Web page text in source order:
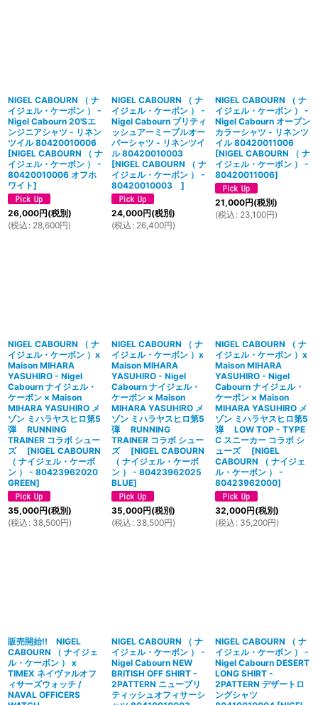
NIGEL CABOURN （ ナ
イジェル・ケーボン ） -
Nigel Cabourn 20'Sエ
ンジニアシャツ - リネン
ツイル 80420010006
[NIGEL CABOURN （ ナ
イジェル・ケーボン ） -
80420010006 オフホ
ワイト]
26,000円(税別)
(税込 : 28,600円)
NIGEL CABOURN （ ナ
イジェル・ケーボン ） -
Nigel Cabourn ブリティ
ッシュアーミープルオー
バーシャツ - リネンツイ
ル 80420010003
[NIGEL CABOURN （ ナ
イジェル・ケーボン ） -
80420010003 ]
24,000円(税別)
(税込 : 26,400円)
NIGEL CABOURN （ ナ
イジェル・ケーボン ） -
Nigel Cabourn オープン
カラーシャツ - リネンツ
イル 80420011006
[NIGEL CABOURN （ ナ
イジェル・ケーボン ） -
80420011006]
21,000円(税別)
(税込 : 23,100円)
NIGEL CABOURN （ ナ
イジェル・ケーボン ）x
Maison MIHARA
YASUHIRO - Nigel
Cabourn ナイジェル・
ケーボン × Maison
MIHARA YASUHIRO メ
ゾン ミハラヤスヒロ第5
弾 RUNNING
TRAINER コラボ シュー
ズ
[NIGEL CABOURN
（ ナイジェル・ケーボ
ン ） - 80423962020
GREEN]
35,000円(税別)
(税込 : 38,500円)
NIGEL CABOURN （ ナ
イジェル・ケーボン ）x
Maison MIHARA
YASUHIRO - Nigel
Cabourn ナイジェル・
ケーボン × Maison
MIHARA YASUHIRO メ
ゾン ミハラヤスヒロ第5
弾 RUNNING
TRAINER コラボ シュー
ズ
[NIGEL CABOURN
（ ナイジェル・ケーボ
ン ） - 80423962025
BLUE]
35,000円(税別)
(税込 : 38,500円)
NIGEL CABOURN （ ナ
イジェル・ケーボン ）x
Maison MIHARA
YASUHIRO - Nigel
Cabourn ナイジェル・
ケーボン × Maison
MIHARA YASUHIRO メ
ゾン ミハラヤスヒロ第5
弾 LOW TOP - TYPE
C スニーカー コラボ シ
ューズ
[NIGEL
CABOURN （ ナイジェ
ル・ケーボン ） -
80423962000]
32,000円(税別)
(税込 : 35,200円)
販売開始!! NIGEL
CABOURN （ ナイジェ
ル・ケーボン ） x
TIMEX ネイヴァルオフ
ィサーズウォッチ /
NAVAL OFFICERS
NIGEL CABOURN （ ナ
イジェル・ケーボン ） -
Nigel Cabourn NEW
BRITISH OFF SHIRT -
2PATTERN ニューブリ
ティッシュオフィサーシ
NIGEL CABOURN （ ナ
イジェル・ケーボン ） -
Nigel Cabourn DESERT
LONG SHIRT -
2PATTERN デザートロ
ングシャツ